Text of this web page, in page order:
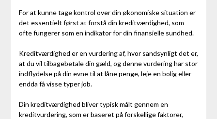
For at kunne tage kontrol over din økonomiske situation er
det essentielt først at forstå din kreditværdighed, som
ofte fungerer som en indikator for din finansielle sundhed.
Kreditværdighed er en vurdering af, hvor sandsynligt det er,
at du vil tilbagebetale din gæld, og denne vurdering har stor
indflydelse på din evne til at låne penge, leje en bolig eller
endda få visse typer job.
Din kreditværdighed bliver typisk målt gennem en
kreditvurdering, som er baseret på forskellige faktorer,